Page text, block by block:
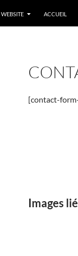
ACCUEIL
[contact-
Images